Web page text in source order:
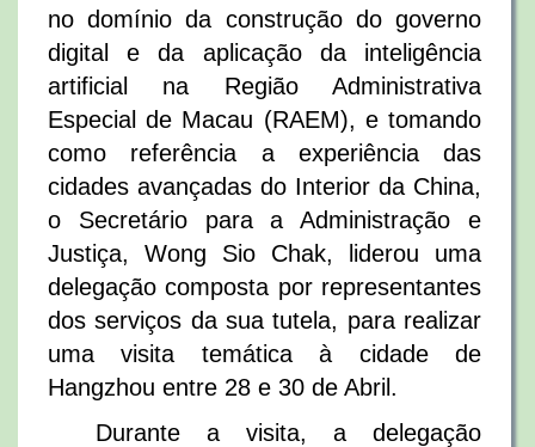
no domínio da construção do governo
digital e da aplicação da inteligência
artificial na Região Administrativa
Especial de Macau (RAEM), e tomando
como referência a experiência das
cidades avançadas do Interior da China,
o Secretário para a Administração e
Justiça, Wong Sio Chak, liderou uma
delegação composta por representantes
dos serviços da sua tutela, para realizar
uma visita temática à cidade de
Hangzhou entre 28 e 30 de Abril.
Durante a visita, a delegação